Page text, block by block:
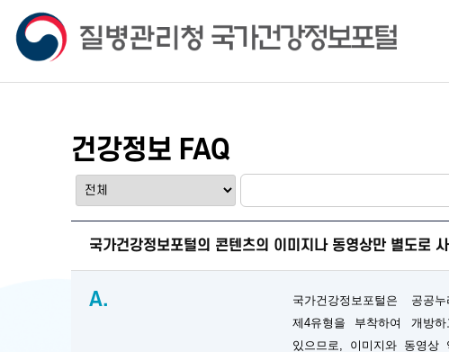
건강정보 FAQ
국가건강정보포털의 콘텐츠의 이미지나 동영상만 별도로
A.
국가건강정보포털은 공공누
제4유형을 부착하여 개방하
있으므로, 이미지와 동영상